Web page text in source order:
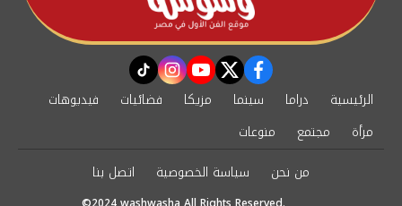
facebook
twitter
youtube
instagram
tiktok
الرئيسية دراما سينما مزيكا فضائيات
فيديوهات
مرأة
مجتمع
منوعات
من نحن
سياسة الخصوصية اتصل بنا